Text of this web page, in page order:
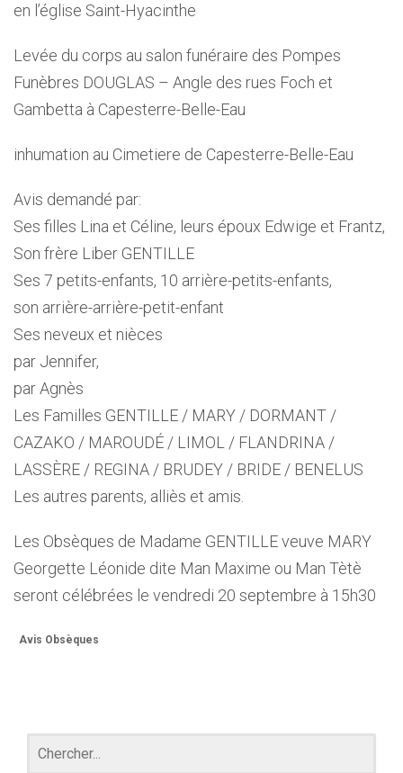
en l’église Saint-Hyacinthe
Levée du corps au salon funéraire des Pompes
Funèbres DOUGLAS – Angle des rues Foch et
Gambetta à Capesterre-Belle-Eau
inhumation au Cimetiere de Capesterre-Belle-Eau
Avis demandé par:
Ses filles Lina et Céline, leurs époux Edwige et Frantz,
Son frère Liber GENTILLE
Ses 7 petits-enfants, 10 arrière-petits-enfants,
son arrière-arrière-petit-enfant
Ses neveux et nièces
par Jennifer,
par Agnès
Les Familles GENTILLE / MARY / DORMANT /
CAZAKO / MAROUDÉ / LIMOL / FLANDRINA /
LASSÈRE / REGINA / BRUDEY / BRIDE / BENELUS
Les autres parents, alliès et amis.
Les Obsèques de Madame GENTILLE veuve MARY
Georgette Léonide dite Man Maxime ou Man Tètè
seront célébrées le vendredi 20 septembre à 15h30
Avis Obsèques